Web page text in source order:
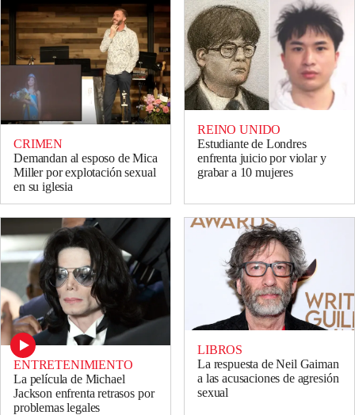
CRIMEN
Demandan al esposo de Mica
Miller por explotación sexual
en su iglesia
REINO UNIDO
Estudiante de Londres
enfrenta juicio por violar y
grabar a 10 mujeres
ENTRETENIMIENTO
La película de Michael
Jackson enfrenta retrasos por
problemas legales
LIBROS
La respuesta de Neil Gaiman
a las acusaciones de agresión
sexual